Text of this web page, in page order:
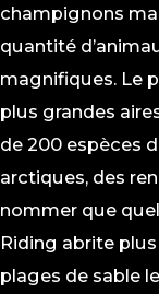
champignons
quantité
magnifiques. Le
plus grandes
de 200 espèces
arctiques, des
nommer que
Riding abrite
plages de sable